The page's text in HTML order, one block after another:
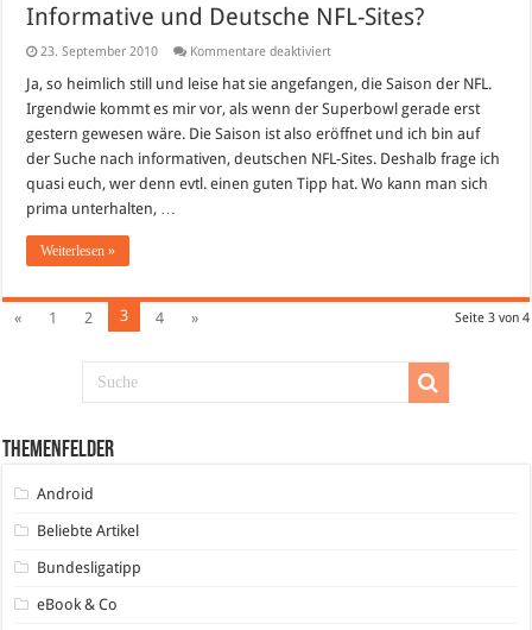
Informative und Deutsche NFL-Sites?
23. September 2010 Kommentare deaktiviertfür
und
Deutsche
NFL-
Sites?
Ja, so heimlich still und leise hat sie angefangen, die Saison der NFL.
Irgendwie kommt es mir vor, als wenn der Superbowl gerade erst
gestern gewesen wäre. Die Saison ist also eröffnet und ich bin auf
der Suche nach informativen, deutschen NFL-Sites. Deshalb frage ich
quasi euch, wer denn evtl. einen guten Tipp hat. Wo kann man sich
prima unterhalten, …
Weiterlesen »
Seite 3 von 4
« 1 2 3 4 »
Themenfelder
Android
Beliebte Artikel
Bundesligatipp
eBook & Co